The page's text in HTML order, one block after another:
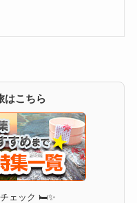
はこちら
ェック 🛏✨